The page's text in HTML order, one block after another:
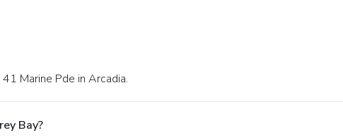
Marine Pde in Arcadia.
Bay?